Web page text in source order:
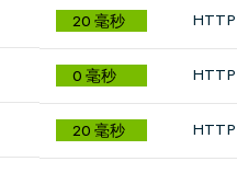
20 毫秒 HTTP
0 毫秒 HTTP
20 毫秒 HTTP